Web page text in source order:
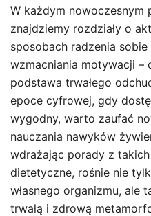
W każdym nowoczesnym
znajdziemy rozdziały o
sposobach radzenia
wzmacniania motywacji –
podstawa trwałego
epoce cyfrowej, gdy
wygodny, warto zaufać
nauczania nawyków
wdrażając porady z
dietetyczne, rośnie nie
własnego organizmu, ale
trwałą i zdrową